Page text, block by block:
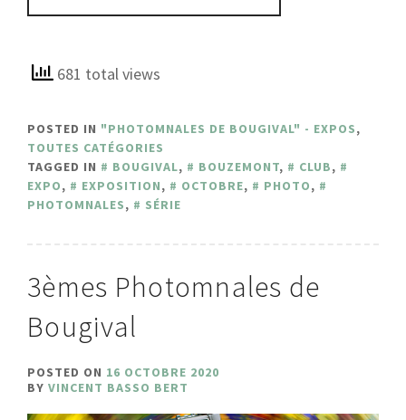
681 total views
POSTED IN "PHOTOMNALES DE BOUGIVAL" - EXPOS,
TOUTES CATÉGORIES
TAGGED IN
BOUGIVAL, BOUZEMONT, CLUB,
EXPO, EXPOSITION, OCTOBRE, PHOTO,
PHOTOMNALES, SÉRIE
3èmes Photomnales de
Bougival
POSTED ON 16 OCTOBRE 2020
BY VINCENT BASSO BERT